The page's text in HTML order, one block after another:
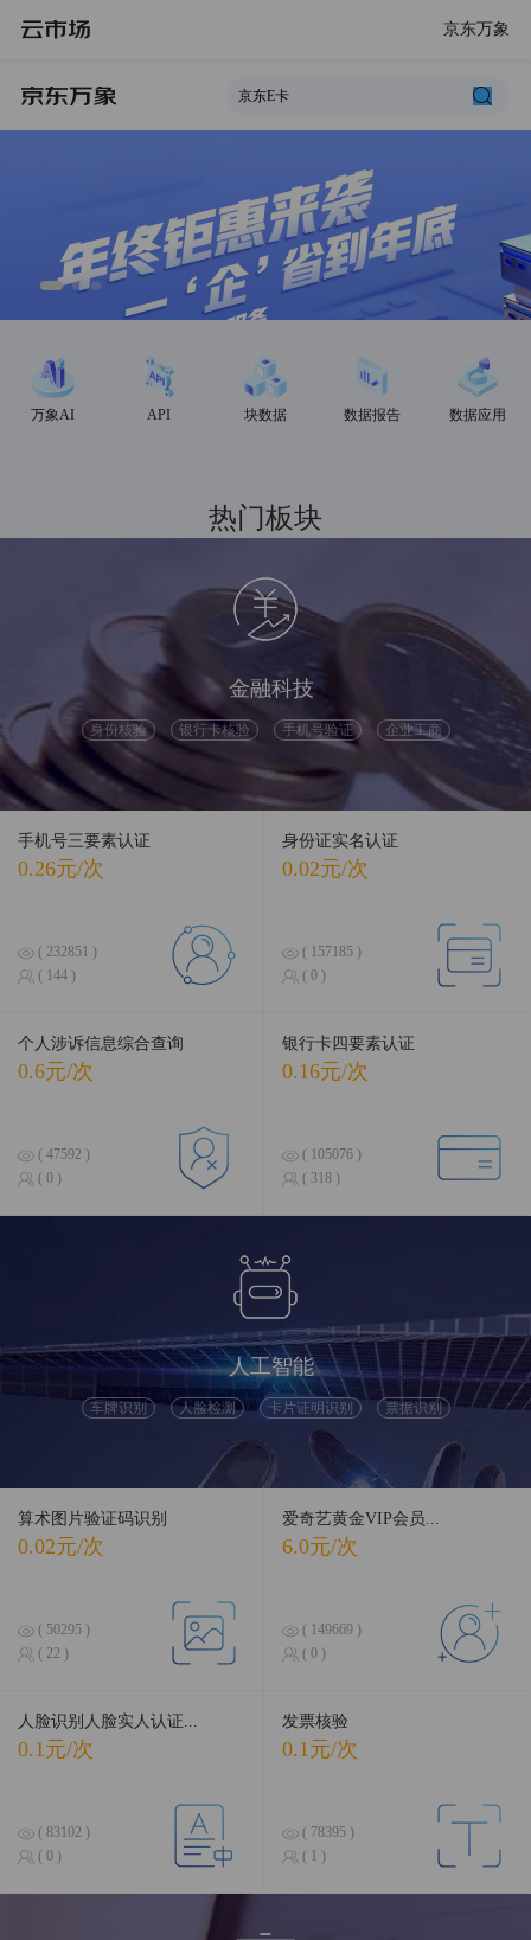
京东万象
万象AI API 块数据 数据报告 数据应用
热门板块
金融科技
身份核验 银行卡核验 手机号验证 企业工商
手机号三要素认证
0.26元/次
( 232851 )
( 144 )
身份证实名认证
0.02元/次
( 157185 )
( 0 )
个人涉诉信息综合查询
0.6元/次
( 47592 )
( 0 )
银行卡四要素认证
0.16元/次
( 105076 )
( 318 )
人工智能
车牌识别 人脸检测 卡片证明识别 票据识别
算术图片验证码识别
0.02元/次
( 50295 )
( 22 )
爱奇艺黄金VIP会员...
6.0元/次
( 149669 )
( 0 )
人脸识别人脸实人认证...
0.1元/次
( 83102 )
( 0 )
发票核验
0.1元/次
( 78395 )
( 1 )